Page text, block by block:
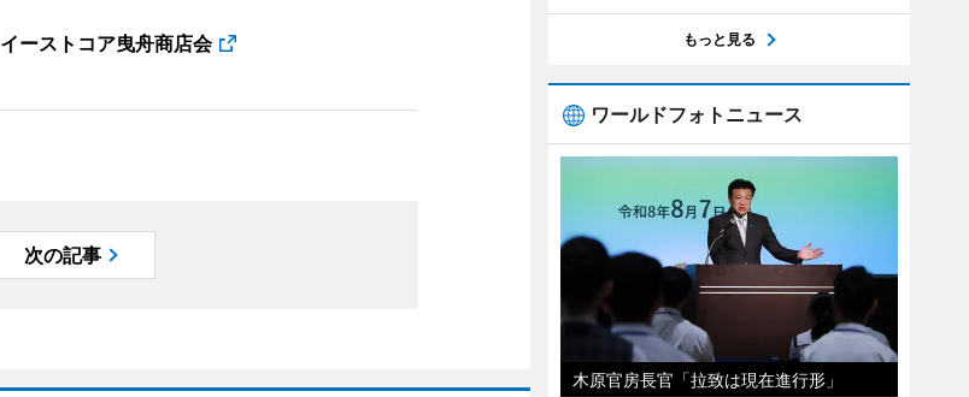
イーストコア曳舟商店会
次の記事
もっと見る
ワールドフォトニュース
木原官房長官「拉致は現在進行形」